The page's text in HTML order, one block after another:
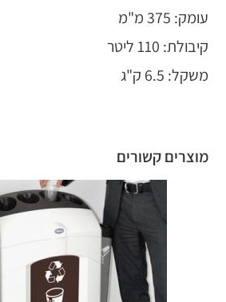
עומק: 375 מ"מ
קיבולת: 110 ליטר
משקל: 6.5 ק"ג
מוצרים קשורים